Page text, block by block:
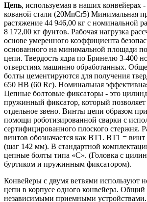
Цепь, используемая в наших конвейерах -
кованой стали (20MnCr5) Минимальная
растяжение 44 946,00 кг с номинальной
8 172,00 кг фунтов. Рабочая нагрузка
основе умеренного коэффициента
основанного на минимальной площади
цепи. Твердость ядра по Бринелю 3-400
отверстиях машинно обработанных.
болты цементируются для получения
650 HB (60 Rc). Номинальная
Цепные болтовые фиксаторы - это
пружинный фиксатор, который позволяет
отдельное звено. Винты цепи образом
помощи роботизированной сварки с
сертифицированного плоского стержня.
винтов обозначается как BT1. BT1 =
(шаг 142 мм). В стандартной
цепные болты типа «С». (Головка с
буртиком и пружинным фиксатором).
Конвейеры с двумя ветвями используют
цепи в корпусе одного конвейера. Общий
независимыми приемными устройствами.